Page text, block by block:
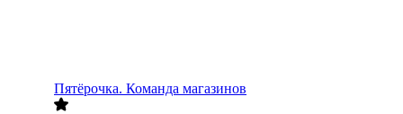
Пятёрочка. Команда магазинов